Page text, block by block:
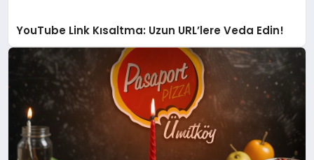
YouTube Link Kısaltma: Uzun URL’lere Veda Edin!